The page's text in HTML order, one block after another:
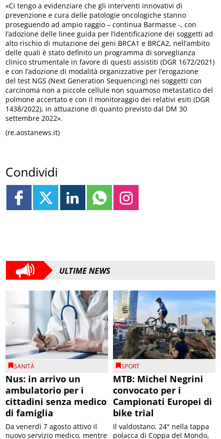
«Ci tengo a evidenziare che gli interventi innovativi di
prevenzione e cura delle patologie oncologiche stanno
proseguendo ad ampio raggio – continua Barmasse -, con
l’adozione delle linee guida per l’identificazione dei soggetti ad
alto rischio di mutazione dei geni BRCA1 e BRCA2, nell’ambito
delle quali è stato definito un programma di sorveglianza
clinico strumentale in favore di questi assistiti (DGR 1672/2021)
e con l’adozione di modalità organizzative per l’erogazione
del test NGS (Next Generation Sequencing) nei soggetti con
carcinoma non a piccole cellule non squamoso metastatico del
polmone accertato e con il monitoraggio dei relativi esiti (DGR
1438/2022), in attuazione di quanto previsto dal DM 30
settembre 2022».
(re.aostanews.it)
Condividi
ULTIME NEWS
SANITÀ
Nus: in arrivo un
ambulatorio per i
cittadini senza medico
di famiglia
Da venerdì 7 agosto attivo il
nuovo servizio medico, mentre
SPORT
MTB: Michel Negrini
convocato per i
Campionati Europei di
bike trial
Il valdostano, 24° nella tappa
polacca di Coppa del Mondo,